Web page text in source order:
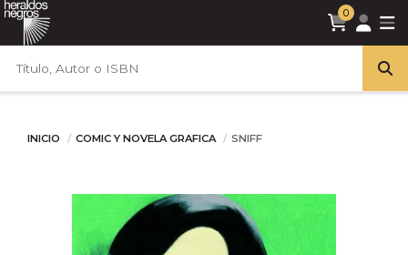
0
INICIO COMIC Y NOVELA GRAFICA SNIFF